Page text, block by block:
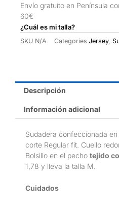
Envío gratuíto en Península
60€
¿Cuál es mi talla?
SKU N/A Categories Jersey,
Descripción
Información adicional
Sudadera confeccionada
corte Regular fit. Cuello
Bolsillo en el pecho tejido
1,78 y lleva la talla M.
Cuidados